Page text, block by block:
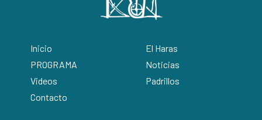
Inicio
El Haras
PROGRAMA
Noticias
Videos
Padrillos
Contacto